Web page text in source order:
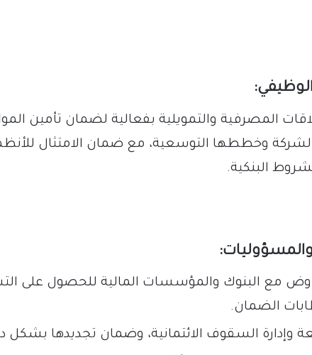
المصرفية والتمويلية بفعالية لضمان تأمين
وخططها التوسعية، مع ضمان الامتثال
البنكية.
مع البنوك والمؤسسات المالية للحصول على
الضمان.
وإدارة السقوف الائتمانية، وضمان تجديدها بشكل